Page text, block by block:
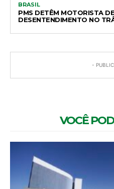
BRASIL
PMS DETÊM MOTORISTA
DESENTENDIMENTO NO
-
VOCÊ